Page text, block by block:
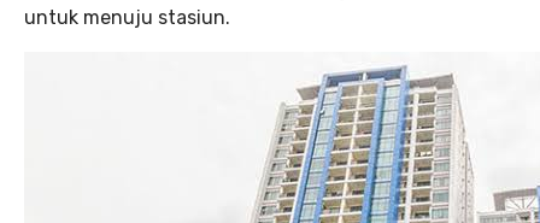
untuk menuju stasiun.